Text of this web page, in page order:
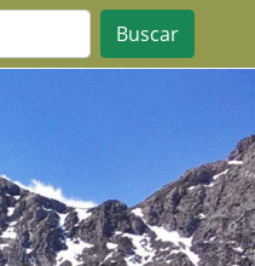
Buscar